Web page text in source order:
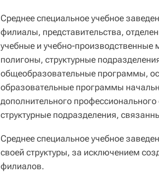
Среднее специальное учебное
филиалы, представительства,
учебные и учебно-производственные
полигоны, структурные
общеобразовательные программы,
образовательные программы
дополнительного
структурные подразделения,
Среднее специальное учебное
своей структуры, за исключением
филиалов.